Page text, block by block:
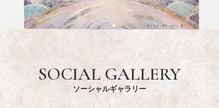
SOCIAL GALLERY
ソーシャルギャラリー